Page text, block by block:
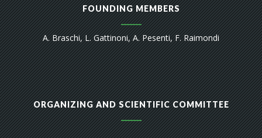
FOUNDING MEMBERS
A. Braschi, L. Gattinoni, A. Pesenti, F. Raimondi
ORGANIZING AND SCIENTIFIC COMMITTEE